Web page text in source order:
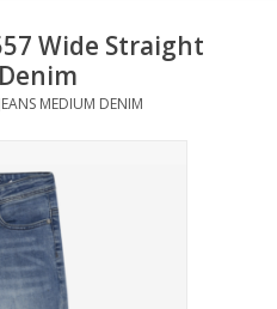
Wide Straight
MEDIUM DENIM